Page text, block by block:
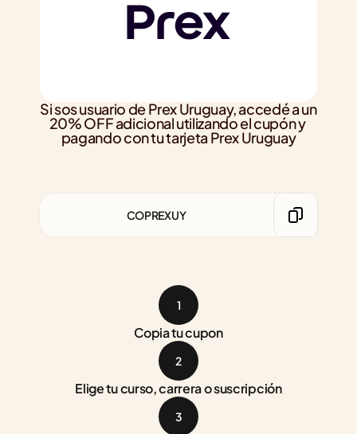
Si sos usuario de Prex Uruguay, accedé a un
20% OFF adicional utilizando el cupón y
pagando con tu tarjeta Prex Uruguay
COPREXUY
1
Copia tu cupon
2
Elige tu curso, carrera o suscripción
3